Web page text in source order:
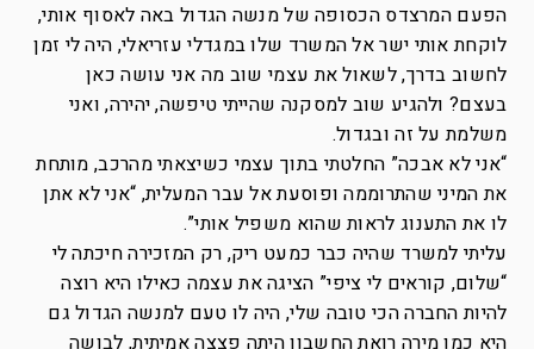
הפעם המרצדס הכסופה של מנשה הגדול באה לאסוף אותי,
לוקחת אותי ישר אל המשרד שלו במגדלי עזריאלי, היה לי זמן
לחשוב בדרך, לשאול את עצמי שוב מה אני עושה כאן
בעצם? ולהגיע שוב למסקנה שהייתי טיפשה, יהירה, ואני
משלמת על זה ובגדול.
“אני לא אבכה” החלטתי בתוך עצמי כשיצאתי מהרכב, מותחת
את המיני שהתרוממה ופוסעת אל עבר המעלית, “אני לא אתן
לו את התענוג לראות שהוא משפיל אותי”.
עליתי למשרד שהיה כבר כמעט ריק, רק המזכירה חיכתה לי
“שלום, קוראים לי ציפי” הציגה את עצמה כאילו היא רוצה
להיות החברה הכי טובה שלי, היה לו טעם למנשה הגדול גם
היא כמו מירה רואת החשבון היתה פצצה אמיתית, לבושה